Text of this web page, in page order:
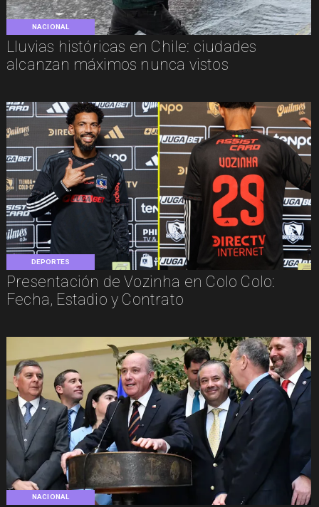
NACIONAL
Lluvias históricas en Chile: ciudades
alcanzan máximos nunca vistos
DEPORTES
Presentación de Vozinha en Colo Colo:
Fecha, Estadio y Contrato
NACIONAL